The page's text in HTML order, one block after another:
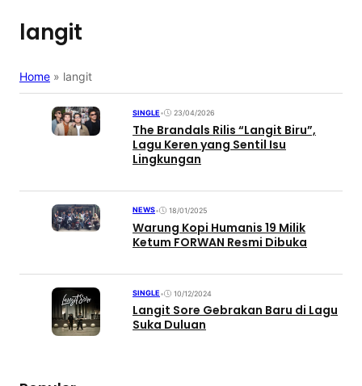
langit
Home » langit
SINGLE• 23/04/2026
The Brandals Rilis “Langit Biru”,
Lagu Keren yang Sentil Isu
Lingkungan
NEWS• 18/01/2025
Warung Kopi Humanis 19 Milik
Ketum FORWAN Resmi Dibuka
SINGLE• 10/12/2024
Langit Sore Gebrakan Baru di Lagu
Suka Duluan